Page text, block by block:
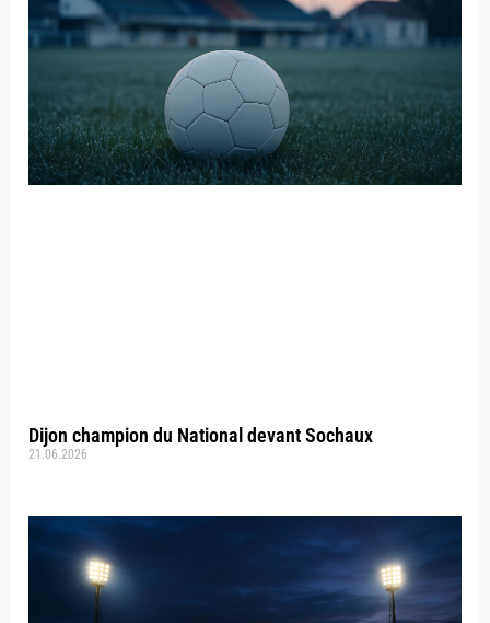
Dijon champion du National devant Sochaux
21.06.2026